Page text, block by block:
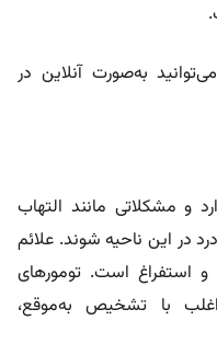
می‌توانید به‌صورت آنلاین در
مشکلاتی مانند التهاب
در این ناحیه شوند. علائم
است. تومورهای
با تشخیص به‌موقع،